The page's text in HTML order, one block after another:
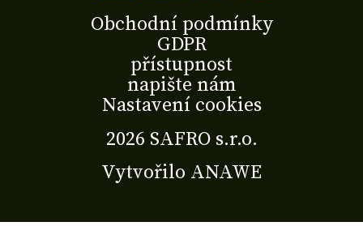
2026 SAFRO s.r.o.
Vytvořilo ANAWE
Obchodní podmínky
GDPR
přístupnost
napište nám
Nastavení cookies